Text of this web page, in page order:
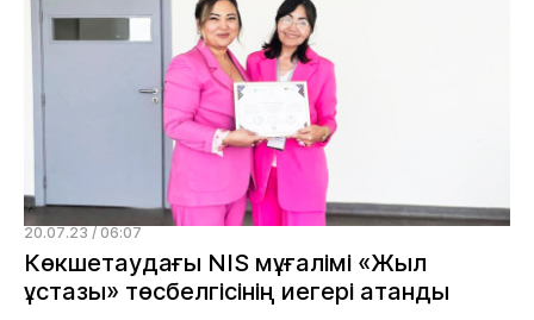
20.07.23 / 06:07
Көкшетаудағы NIS мұғалімі «Жыл
ұстазы» төсбелгісінің иегері атанды